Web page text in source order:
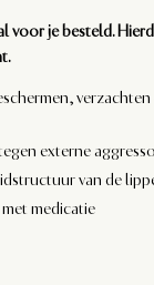
voor je besteld.
externe
van de
medicatie